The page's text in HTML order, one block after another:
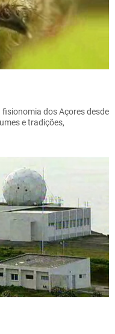
dos Açores desde
e tradições,